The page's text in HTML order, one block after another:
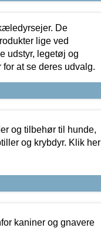
De
lige ved
udstyr, legetøj og
at se deres udvalg.
og tilbehør til hunde,
og krybdyr. Klik her
kaniner og gnavere